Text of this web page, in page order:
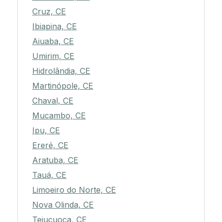
Cruz, CE
Ibiapina, CE
Aiuaba, CE
Umirim, CE
Hidrolândia, CE
Martinópole, CE
Chaval, CE
Mucambo, CE
Ipu, CE
Ereré, CE
Aratuba, CE
Tauá, CE
Limoeiro do Norte, CE
Nova Olinda, CE
Tejuçuoca, CE